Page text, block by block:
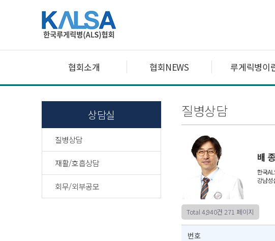
협회소개 협회NEWS 루게릭병이
상담실
질병상담
재활/호흡상담
회무/외부공모
질병상담
Total 4,940건 271 페이지
번호